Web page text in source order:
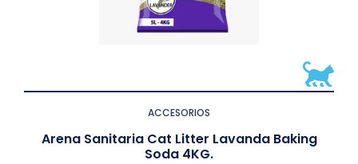
ACCESORIOS
Arena Sanitaria Cat Litter Lavanda Baking
Soda 4KG.